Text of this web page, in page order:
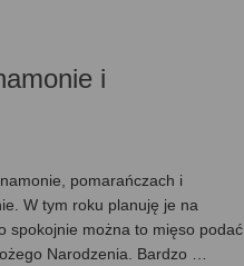
i
pomarańczach i
W tym roku planuję je na
spokojnie można to mięso podać
Narodzenia. Bardzo …